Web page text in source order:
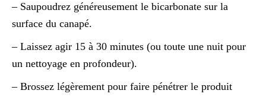
– Saupoudrez généreusement le bicarbonate sur la
surface du canapé.
– Laissez agir 15 à 30 minutes (ou toute une nuit pour
un nettoyage en profondeur).
– Brossez légèrement pour faire pénétrer le produit